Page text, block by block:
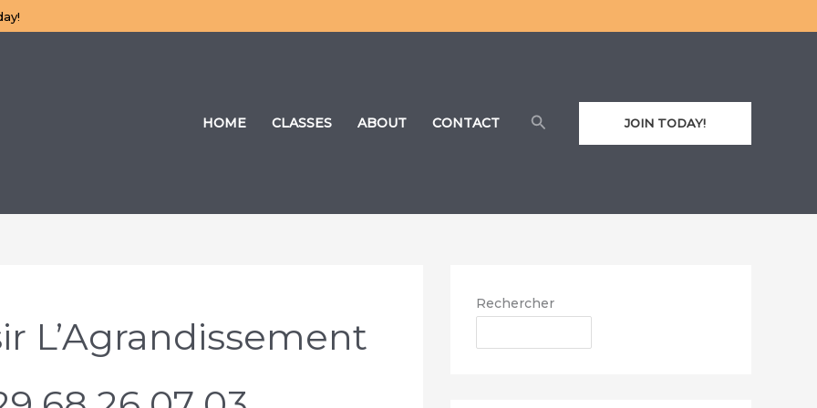
HOME CLASSES ABOUT CONTACT RechercherJOIN TODAY!
L’Agrandissement
Rechercher